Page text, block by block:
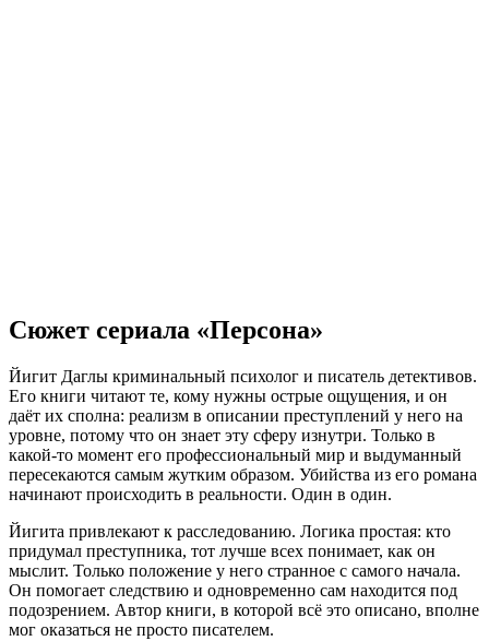
Сюжет сериала «Персона»
Йигит Даглы криминальный психолог и писатель детективов.
Его книги читают те, кому нужны острые ощущения, и он
даёт их сполна: реализм в описании преступлений у него на
уровне, потому что он знает эту сферу изнутри. Только в
какой-то момент его профессиональный мир и выдуманный
пересекаются самым жутким образом. Убийства из его романа
начинают происходить в реальности. Один в один.
Йигита привлекают к расследованию. Логика простая: кто
придумал преступника, тот лучше всех понимает, как он
мыслит. Только положение у него странное с самого начала.
Он помогает следствию и одновременно сам находится под
подозрением. Автор книги, в которой всё это описано, вполне
мог оказаться не просто писателем.